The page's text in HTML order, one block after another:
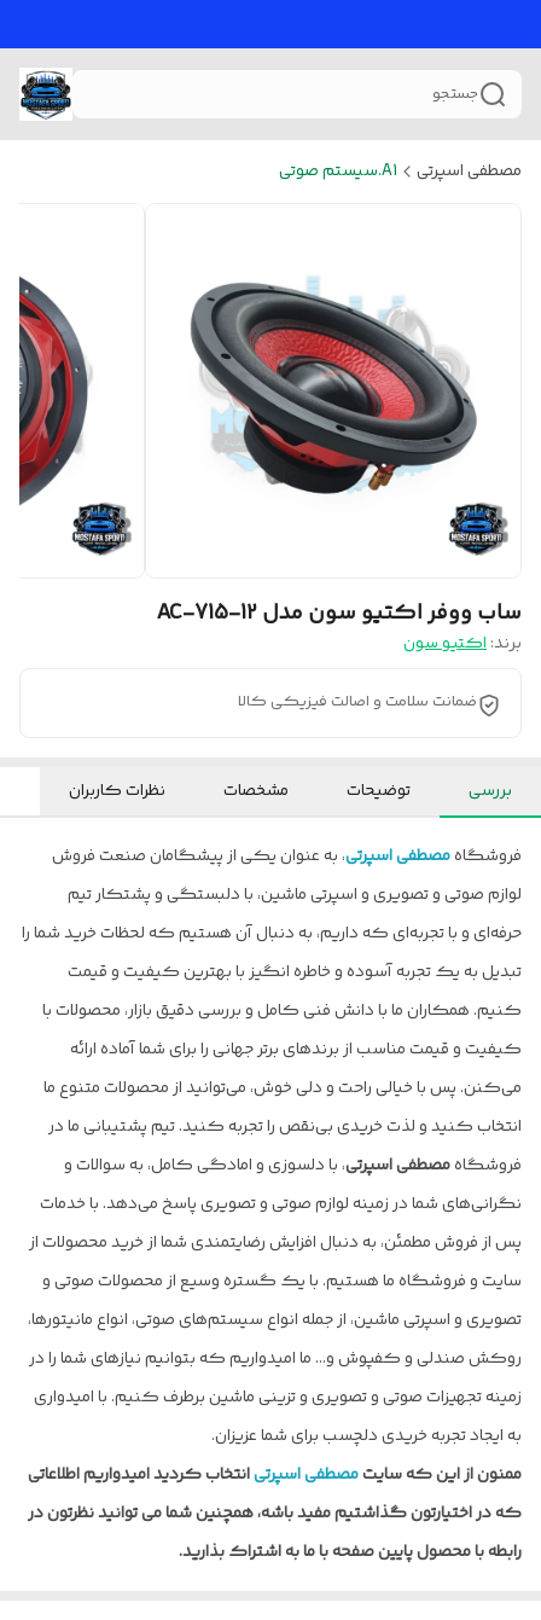
جستجو
مصطفی اسپرتی A1.سیستم صوتی
ساب ووفر اکتیو سون مدل AC-715-12
برند:اکتیو سون
ضمانت سلامت و اصالت فیزیکی کالا
بررسی توضیحات مشخصات نظرات کاربران
فروشگاهمصطفی اسپرتی، به عنوان یکی از پیشگامان صنعت فروش
لوازم صوتی و تصویری و اسپرتی ماشین، با دلبستگی و پشتکار تیم
حرفه‌ای و با تجربه‌ای که داریم، به دنبال آن هستیم که لحظات خرید شما را
تبدیل به یک تجربه آسوده و خاطره انگیز با بهترین کیفیت و قیمت
کنیم. همکاران ما با دانش فنی کامل و بررسی دقیق بازار، محصولات با
کیفیت و قیمت مناسب از برندهای برتر جهانی را برای شما آماده ارائه
می‌کنن. پس با خیالی راحت و دلی خوش، می‌توانید از محصولات متنوع ما
انتخاب کنید و لذت خریدی بی‌نقص را تجربه کنید. تیم پشتیبانی ما در
فروشگاهمصطفی اسپرتی، با دلسوزی و امادگی کامل، به سوالات و
نگرانی‌های شما در زمینه لوازم صوتی و تصویری پاسخ می‌دهد. با خدمات
پس از فروش مطمئن، به دنبال افزایش رضایتمندی شما از خرید محصولات از
سایت و فروشگاه ما هستیم. با یک گستره وسیع از محصولات صوتی و
تصویری و اسپرتی ماشین، از جمله انواع سیستم‌های صوتی، انواع مانیتورها،
روکش صندلی و کفپوش و… ما امیدواریم که بتوانیم نیازهای شما را در
زمینه تجهیزات صوتی و تصویری و تزینی ماشین برطرف کنیم. با امیدواری
به ایجاد تجربه خریدی دلچسب برای شما عزیزان.
ممنون از این که سایتمصطفی اسپرتیانتخاب کردید امیدواریم اطلاعاتی
که در اختیارتون گذاشتیم مفید باشه، همچنین شما می توانید نظرتون در
رابطه با محصول پایین صفحه با ما به اشتراک بذارید.